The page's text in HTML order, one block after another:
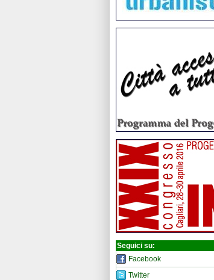
Seguici su:
Facebook
Twitter